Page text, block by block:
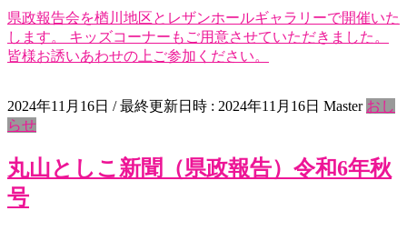
県政報告会を楢川地区とレザンホールギャラリーで開催いた
します。 キッズコーナーもご用意させていただきました。
皆様お誘いあわせの上ご参加ください。
2024年11月16日 / 最終更新日時 : 2024年11月16日 Master おし
らせ
丸山としこ新聞（県政報告）令和6年秋
号